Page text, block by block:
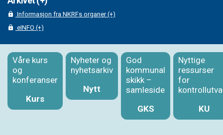
Informasjon fra NKRFs organer (+)
eINFO (+)
Våre kurs
og
konferanser
Kurs
Nyheter og
nyhetsarkiv
Nytt
God
kommunal
skikk –
samleside
GKS
Nyttige
ressurser
for
KU